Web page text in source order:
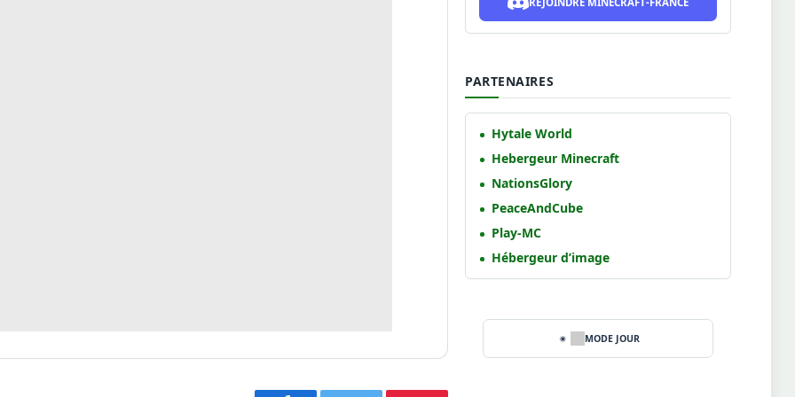
PARTENAIRES
Hytale World
Hebergeur Minecraft
NationsGlory
PeaceAndCube
Play-MC
Hébergeur d’image
MODE JOUR